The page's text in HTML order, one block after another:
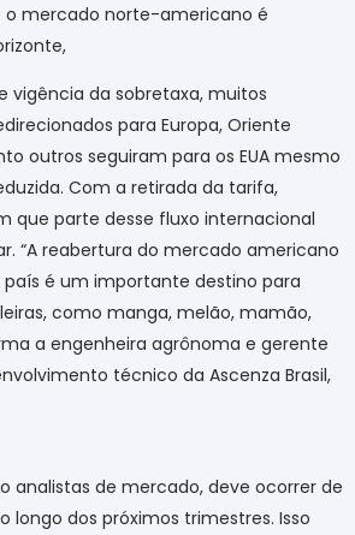
o mercado norte-americano é
vigência da sobretaxa, muitos
para Europa, Oriente
outros seguiram para os EUA mesmo
Com a retirada da tarifa,
que parte desse fluxo internacional
“A reabertura do mercado americano
é um importante destino para
como manga, melão, mamão,
a engenheira agrônoma e gerente
técnico da Ascenza Brasil,
analistas de mercado, deve ocorrer de
longo dos próximos trimestres. Isso